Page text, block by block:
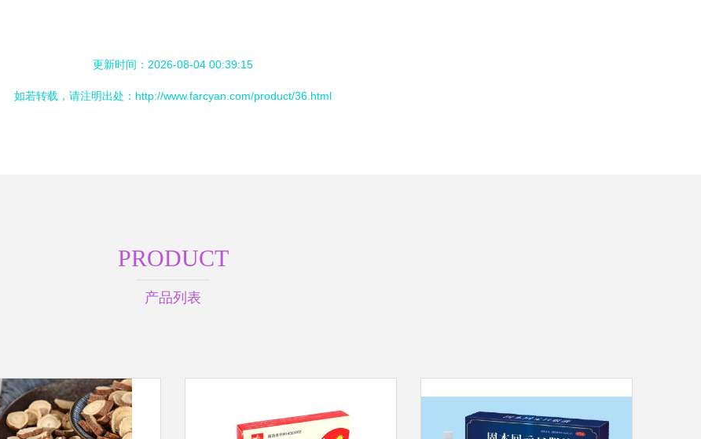
更新时间：2026-08-04 00:39:15
如若转载，请注明出处：http://www.farcyan.com/product/36.html
PRODUCT
产品列表